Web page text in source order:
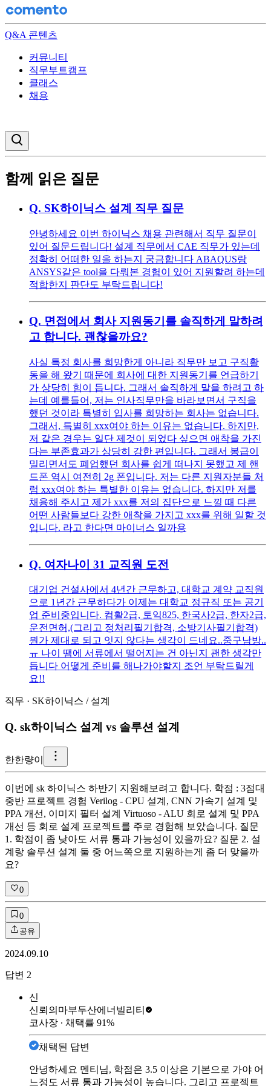
Q&A 콘텐츠
커뮤니티
직무부트캠프
클래스
채용
함께 읽은 질문
Q. SK하이닉스 설계 직무 질문
안녕하세요 이번 하이닉스 채용 관련해서 직무 질문이
있어 질문드립니다! 설계 직무에서 CAE 직무가 있는데
정확히 어떠한 일을 하는지 궁금합니다 ABAQUS랑
ANSYS같은 tool을 다뤄본 경험이 있어 지원할려 하는데
적합한지 판단도 부탁드립니다!
Q. 면접에서 회사 지원동기를 솔직하게 말하려
고 합니다. 괜찮을까요?
사실 특정 회사를 희망한게 아니라 직무만 보고 구직활
동을 해 왔기 때문에 회사에 대한 지원동기를 언급하기
가 상당히 힘이 듭니다. 그래서 솔직하게 말을 하려고 하
는데 예를들어, 저는 인사직무만을 바라보면서 구직을
했던 것이라 특별히 입사를 희망하는 회사는 없습니다.
그래서, 특별히 xxx여야 하는 이유는 없습니다. 하지만,
저 같은 경우는 일단 제것이 되었다 싶으면 애착을 가진
다는 부존효과가 상당히 강한 편입니다. 그래서 봉급이
밀리면서도 폐업했던 회사를 쉽게 떠나지 못했고 제 핸
드폰 역시 여전히 2g 폰입니다. 저는 다른 지원자분들 처
럼 xxx여야 하는 특별한 이유는 없습니다. 하지만 저를
채용해 주시고 제가 xxx를 저의 집단으로 느낄 때 다른
어떤 사람들보다 강한 애착을 가지고 xxx를 위해 일할 것
입니다. 라고 한다면 마이너스 일까용
Q. 여자나이 31 교직원 도전
대기업 건설사에서 4년간 근무하고, 대학교 계약 교직원
으로 1년간 근무하다가 이제는 대학교 정규직 또는 공기
업 준비중입니다. 컴활2급, 토익825, 한국사2급, 한자2급,
운전면허,(그리고 정처리필기합격, 소방기사필기합격)
뭔가 제대로 되고 잇지 않다는 생각이 드네요..중구남방..
ㅠ 나이 땜에 서류에서 떨어지는 건 아닌지 괜한 생각만
듭니다 어떻게 준비를 해나가야할지 조언 부탁드릴게
요!!
직무 · SK하이닉스 / 설계
Q. sk하이닉스 설계 vs 솔루션 설계
한한량이
이번에 sk 하이닉스 하반기 지원해보려고 합니다. 학점 : 3점대
중반 프로젝트 경험 Verilog - CPU 설계, CNN 가속기 설계 및
PPA 개선, 이미지 필터 설계 Virtuoso - ALU 회로 설계 및 PPA
개선 등 회로 설계 프로젝트를 주로 경험해 보았습니다. 질문
1. 학점이 좀 낮아도 서류 통과 가능성이 있을까요? 질문 2. 설
계랑 솔루션 설계 둘 중 어느쪽으로 지원하는게 좀 더 맞을까
요?
0
0
공유
2024.09.10
답변 2
신
신뢰의마부두산에너빌리티
코사장 ∙ 채택률 91%
채택된 답변
안녕하세요 멘티님, 학점은 3.5 이상은 기본으로 가야 어
느정도 서류 통과 가능성이 높습니다. 그리고 프로젝트